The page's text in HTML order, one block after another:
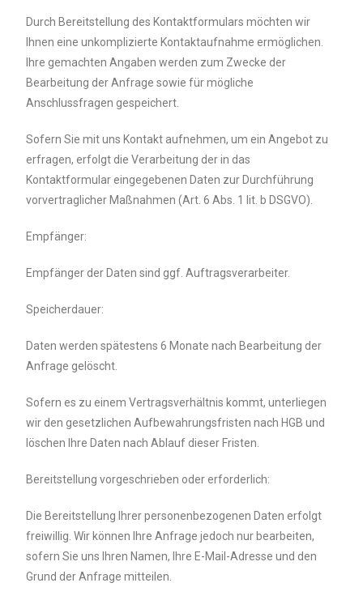
Durch Bereitstellung des Kontaktformulars möchten wir
Ihnen eine unkomplizierte Kontaktaufnahme ermöglichen.
Ihre gemachten Angaben werden zum Zwecke der
Bearbeitung der Anfrage sowie für mögliche
Anschlussfragen gespeichert.
Sofern Sie mit uns Kontakt aufnehmen, um ein Angebot zu
erfragen, erfolgt die Verarbeitung der in das
Kontaktformular eingegebenen Daten zur Durchführung
vorvertraglicher Maßnahmen (Art. 6 Abs. 1 lit. b DSGVO).
Empfänger:
Empfänger der Daten sind ggf. Auftragsverarbeiter.
Speicherdauer:
Daten werden spätestens 6 Monate nach Bearbeitung der
Anfrage gelöscht.
Sofern es zu einem Vertragsverhältnis kommt, unterliegen
wir den gesetzlichen Aufbewahrungsfristen nach HGB und
löschen Ihre Daten nach Ablauf dieser Fristen.
Bereitstellung vorgeschrieben oder erforderlich:
Die Bereitstellung Ihrer personenbezogenen Daten erfolgt
freiwillig. Wir können Ihre Anfrage jedoch nur bearbeiten,
sofern Sie uns Ihren Namen, Ihre E-Mail-Adresse und den
Grund der Anfrage mitteilen.